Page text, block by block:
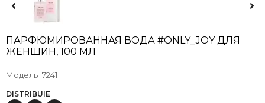
ПАРФЮМИРОВАННАЯ ВОДА #ONLY_JOY ДЛЯ
ЖЕНЩИН, 100 МЛ
Модель 7241
DISTRIBUIE